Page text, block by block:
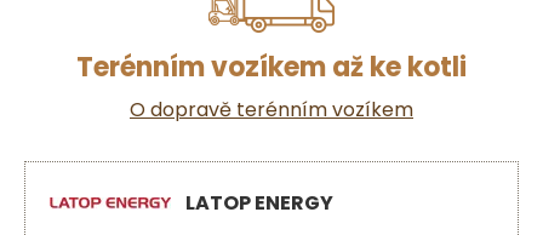
Terénním vozíkem až ke kotli
O dopravě terénním vozíkem
LATOP ENERGY